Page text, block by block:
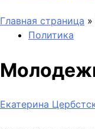
Главная страница »
Политика
Екатерина